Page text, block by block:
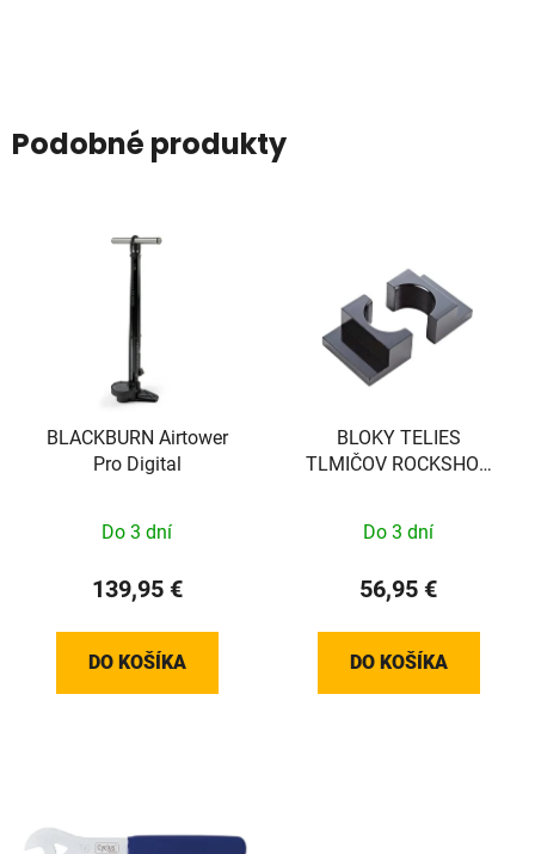
Podobné produkty
BLACKBURN Airtower
Pro Digital
Do 3 dní
139,95 €
DO KOŠÍKA
BLOKY TELIES
TLMIČOV ROCKSHOX
Do 3 dní
56,95 €
DO KOŠÍKA